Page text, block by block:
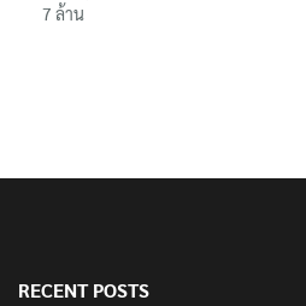
7 ล้าน
RECENT POSTS